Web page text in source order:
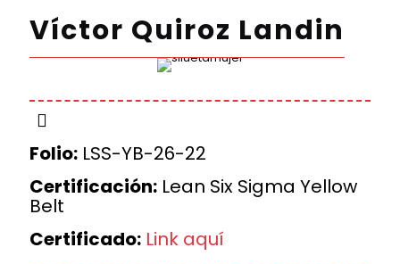
Víctor Quiroz Landin
Folio: LSS-YB-26-22
Certificación: Lean Six Sigma Yellow
Belt
Certificado: Link aquí